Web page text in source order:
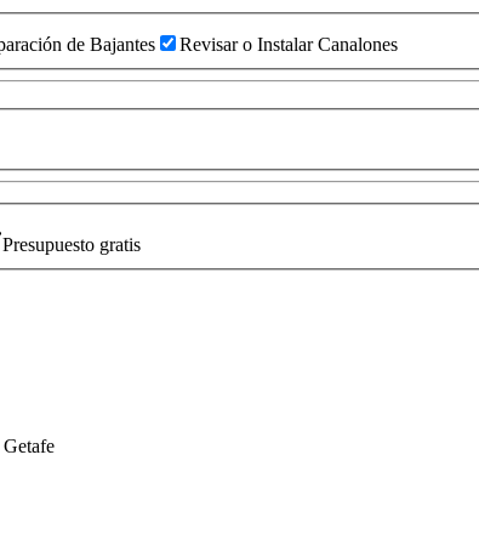
de Bajantes Revisar o Instalar Canalones
Presupuesto gratis
Getafe